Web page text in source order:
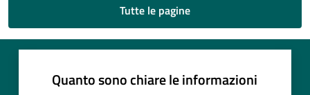
Tutte le pagine
Quanto sono chiare le informazioni